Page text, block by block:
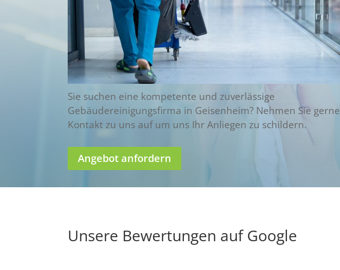
Sie suchen eine kompetente und zuverlässige
Gebäudereinigungsfirma in Geisenheim? Nehmen Sie gerne
Kontakt zu uns auf um uns Ihr Anliegen zu schildern.
Angebot anfordern
Unsere Bewertungen auf Google